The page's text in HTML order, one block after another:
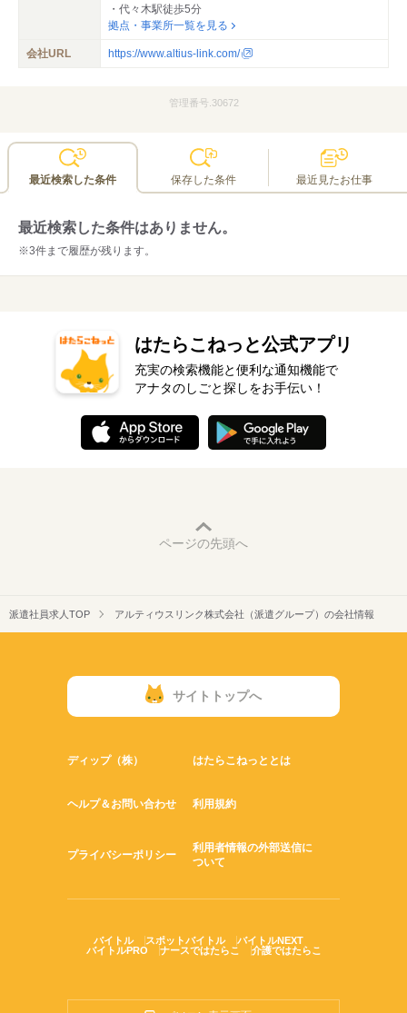
・代々木駅徒歩5分
拠点・事業所一覧を見る
会社URL https://www.altius-link.com/
管理番号.30672
最近検索した条件 保存した条件 最近見たお仕事
最近検索した条件はありません。
※3件まで履歴が残ります。
はたらこねっと公式アプリ
充実の検索機能と便利な通知機能で
アナタのしごと探しをお手伝い！
ページの先頭へ
派遣社員求人TOP アルティウスリンク株式会社（派遣グループ）の会社情報
サイトトップへ
ディップ（株） はたらこねっととは
ヘルプ＆お問い合わせ 利用規約
プライバシーポリシー
利用者情報の外部送信に
ついて
バイトル スポットバイトル
バイトルNEXT
バイトルPRO
ナースではたらこ 介護ではたらこ